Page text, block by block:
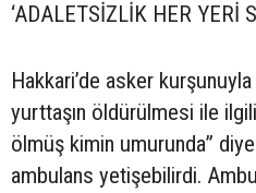
‘ADALETSİZLİK HER YERİ
Hakkari’de asker
yurttaşın öldürülmesi ile
ölmüş kimin umurunda”
ambulans yetişebilirdi.